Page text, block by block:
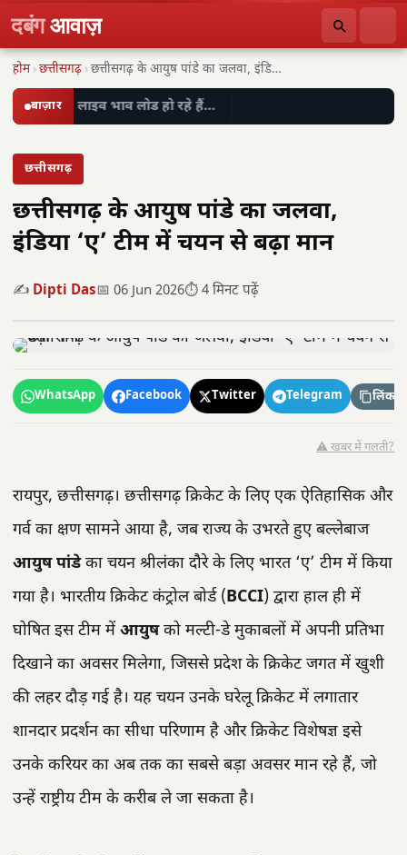
दबंगआवाज़
होम ›छत्तीसगढ़ › छत्तीसगढ़ के आयुष पांडे का जलवा, इंडिया ‘ए’…
बाज़ार लाइव भाव लोड हो रहे हैं…
छत्तीसगढ़
छत्तीसगढ़ के आयुष पांडे का जलवा,
इंडिया ‘ए’ टीम में चयन से बढ़ा मान
✍️ Dipti Das📅 06 Jun 2026⏱️ 4 मिनट पढ़ें
WhatsApp Facebook Twitter Telegram लिंक
⚠️ खबर में गलती?
रायपुर, छत्तीसगढ़। छत्तीसगढ़ क्रिकेट के लिए एक ऐतिहासिक और
गर्व का क्षण सामने आया है, जब राज्य के उभरते हुए बल्लेबाज
आयुष पांडेका चयन श्रीलंका दौरे के लिए भारत ‘ए’ टीम में किया
गया है। भारतीय क्रिकेट कंट्रोल बोर्ड (BCCI) द्वारा हाल ही में
घोषित इस टीम में आयुषको मल्टी-डे मुकाबलों में अपनी प्रतिभा
दिखाने का अवसर मिलेगा, जिससे प्रदेश के क्रिकेट जगत में खुशी
की लहर दौड़ गई है। यह चयन उनके घरेलू क्रिकेट में लगातार
शानदार प्रदर्शन का सीधा परिणाम है और क्रिकेट विशेषज्ञ इसे
उनके करियर का अब तक का सबसे बड़ा अवसर मान रहे हैं, जो
उन्हें राष्ट्रीय टीम के करीब ले जा सकता है।